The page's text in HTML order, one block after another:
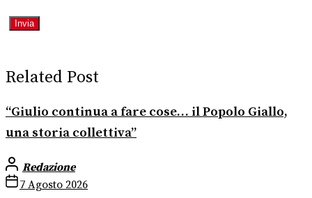
Related Post
“Giulio continua a fare cose… il Popolo Giallo,
una storia collettiva”
Redazione
7 Agosto 2026